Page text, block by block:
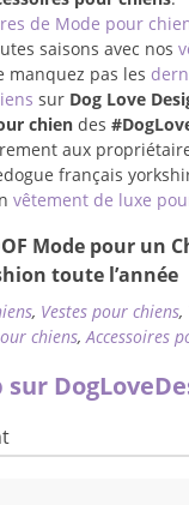
de Mode pour
saisons avec nos
manquez pas les
sur Dog Love
chien des
aux
français
vêtement de luxe
Mode pour un
toute l’année
, Vestes pour chiens,
chiens, Accessoires
sur